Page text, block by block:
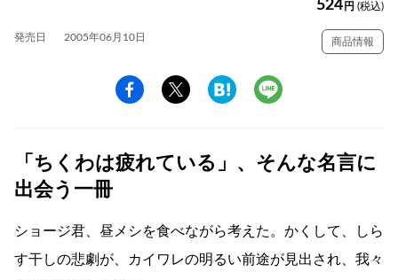
524 円 (税込)
発売日 2005年06月10日 商品情報
「ちくわは疲れている」、そんな名言に
出会う一冊
ショージ君、昼メシを食べながら考えた。かくして、しら
す干しの悲劇が、カイワレの明るい前途が見出され、我々